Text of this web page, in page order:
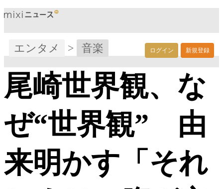
ログイン 新規登録
エンタメ > 音楽
尾崎世界観、な
ぜ“世界観” 由
来明かす「それ